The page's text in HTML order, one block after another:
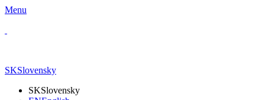
Menu
SKSlovensky
SKSlovensky